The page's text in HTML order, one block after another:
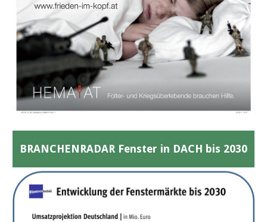
BRANCHENRADAR Fenster in DACH bis 2030